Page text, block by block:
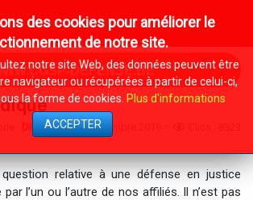
DEFENSE.BE
Divers 20 Novembre 2019
relative à une défense en justice
l’un ou l’autre de nos affiliés. Il n’est pas
des cookies pour améliorer le
de notre site.
notre site Web, des données peuvent être
navigateur ou récupérées à partir de celui-ci,
la forme de cookies. Plus d'informations
ACCEPTER